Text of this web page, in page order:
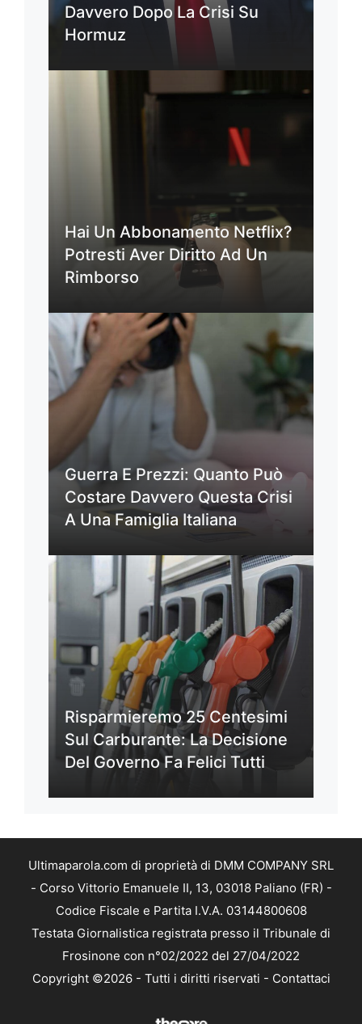
Davvero Dopo La Crisi Su
Hormuz
Hai Un Abbonamento Netflix?
Potresti Aver Diritto Ad Un
Rimborso
Guerra E Prezzi: Quanto Può
Costare Davvero Questa Crisi
A Una Famiglia Italiana
Risparmieremo 25 Centesimi
Sul Carburante: La Decisione
Del Governo Fa Felici Tutti
Ultimaparola.com di proprietà di DMM COMPANY SRL
- Corso Vittorio Emanuele II, 13, 03018 Paliano (FR) -
Codice Fiscale e Partita I.V.A. 03144800608
Testata Giornalistica registrata presso il Tribunale di
Frosinone con n°02/2022 del 27/04/2022
Copyright ©2026 - Tutti i diritti riservati - Contattaci